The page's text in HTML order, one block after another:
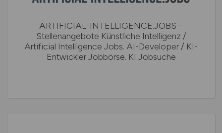
ARTIFICIAL-INTELLIGENCE.JOBS –
Stellenangebote Künstliche Intelligenz /
Artificial Intelligence Jobs. AI-Developer / KI-
Entwickler Jobbörse. KI Jobsuche